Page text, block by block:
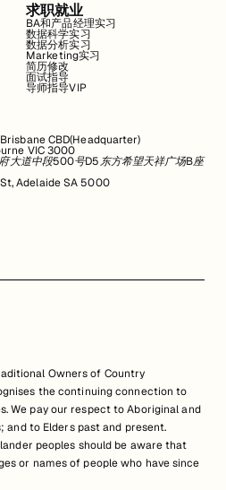
求职就业
BA和产品经理实习
数据科学实习
数据分析实习
Marketing实习
简历修改
面试指导
导师指导VIP
CBD(Headquarter)
VIC 3000
大道中段500号D5东方希望天祥广场B座
Adelaide SA 5000
Owners of Country
the continuing connection to
We pay our respect to Aboriginal and
to Elders past and present.
peoples should be aware that
or names of people who have since